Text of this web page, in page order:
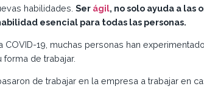
habilidades. Ser ágil, no solo ayuda a las
esencial para todas las personas.
19, muchas personas han
de trabajar.
de trabajar en la empresa a trabajar en